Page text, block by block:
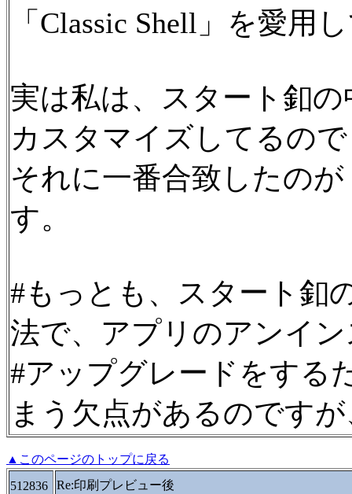
「Classic Shell」を愛用
実は私は、スタート釦
カスタマイズしてるので
それに一番合致したのが
す。
#もっとも、スタート釦
法で、アプリのアンイ
#アップグレードをする
まう欠点があるのです
▲このページのトップに戻る
512836
Re:印刷プレビュー後